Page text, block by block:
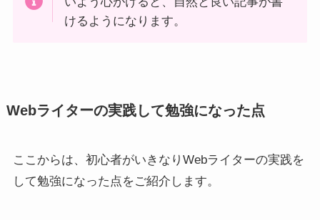
けるようになります。
Webライターの実践して勉強になった点
ここからは、初心者がいきなりWebライターの実践を
して勉強になった点をご紹介します。